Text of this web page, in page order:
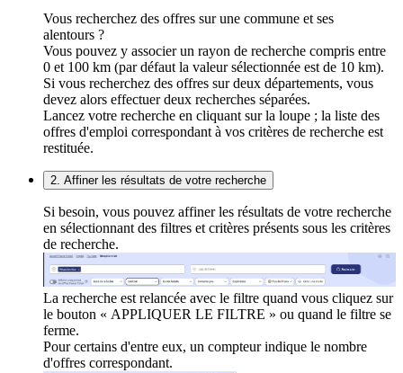
Vous recherchez des offres sur une commune et ses
alentours ?
Vous pouvez y associer un rayon de recherche compris entre
0 et 100 km (par défaut la valeur sélectionnée est de 10 km).
Si vous recherchez des offres sur deux départements, vous
devez alors effectuer deux recherches séparées.
Lancez votre recherche en cliquant sur la loupe ; la liste des
offres d'emploi correspondant à vos critères de recherche est
restituée.
2. Affiner les résultats de votre recherche
Si besoin, vous pouvez affiner les résultats de votre recherche
en sélectionnant des filtres et critères présents sous les critères
de recherche.
La recherche est relancée avec le filtre quand vous cliquez sur
le bouton « APPLIQUER LE FILTRE » ou quand le filtre se
ferme.
Pour certains d'entre eux, un compteur indique le nombre
d'offres correspondant.